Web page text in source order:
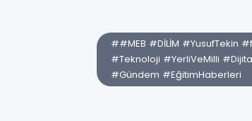
##MEB #DİLİM #YusufTekin
#Teknoloji #YerliVeMilli
#Gündem #EğitimHaberleri